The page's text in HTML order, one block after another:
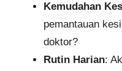
Kemudahan
pemantauan
doktor?
Rutin Harian: